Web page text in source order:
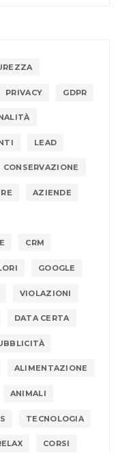
PRIVACY GDPR
LEAD
CONSERVAZIONE
AZIENDE
CRM
GOOGLE
VIOLAZIONI
DATA CERTA
ALIMENTAZIONE
ANIMALI
TECNOLOGIA
CORSI